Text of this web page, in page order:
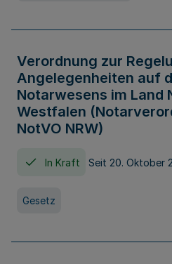
Verordnung zur
Angelegenheiten auf
Notarwesens im Land
Westfalen
NotVO NRW)
In Kraft Seit 20. Oktober
Gesetz